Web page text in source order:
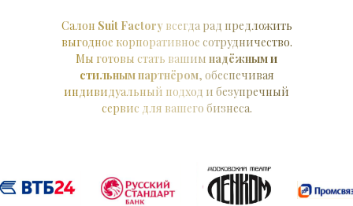
Салон Suit Factoryвсегда рад предложить
выгодное корпоративное сотрудничество.
Мы готовы стать вашим надёжным и
стильным партнёром, обеспечивая
индивидуальный подход и безупречный
сервис для вашего бизнеса.